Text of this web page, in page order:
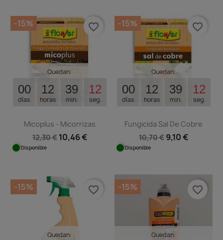
Quedan:
00
días
12
horas
39
min.
12
seg.
Micoplus - Micorrizas
12,30 € 10,46 €
Disponible
-15% favorite_border
Quedan:
00
días
12
horas
39
min.
12
seg.
Fungicida Sal De Cobre
10,70 € 9,10 €
Disponible
-15% favorite_border
Quedan:
-15% favorite_border
Quedan:
-15% favorite_border